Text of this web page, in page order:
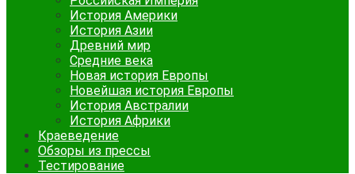
История Америки
История Азии
Древний мир
Средние века
Новая история Европы
Новейшая история Европы
История Австралии
История Африки
Краеведение
Обзоры из прессы
Тестирование